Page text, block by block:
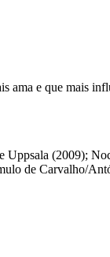
ama e que mais
Uppsala (2009);
de Carvalho/